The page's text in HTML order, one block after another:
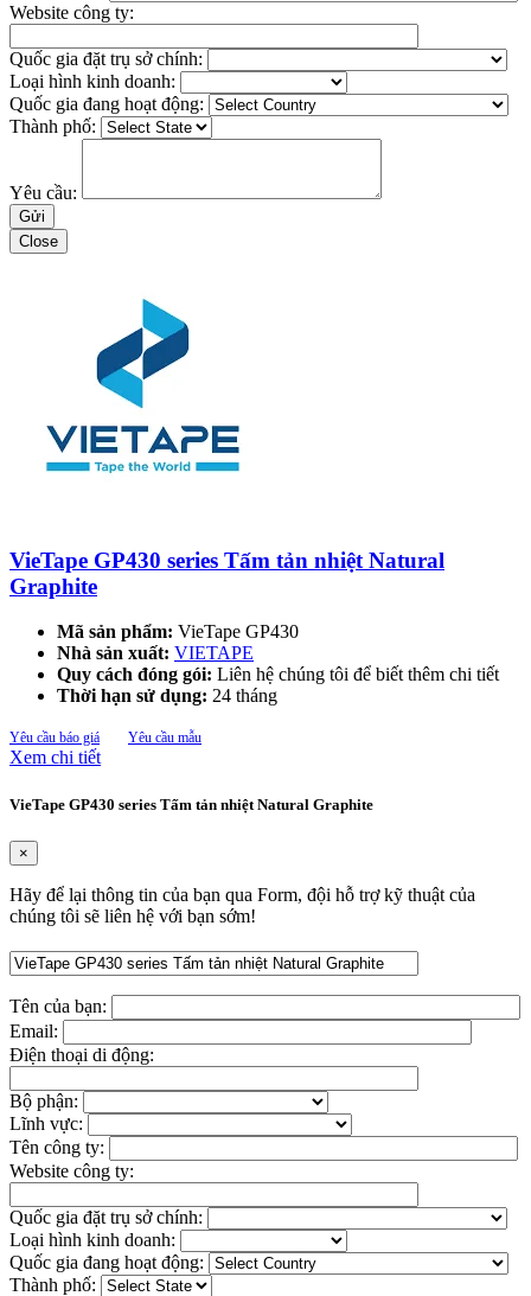
Website công ty:
Quốc gia đặt trụ sở chính:
Loại hình kinh doanh:
Quốc gia đang hoạt động:
Thành phố:
Yêu cầu:
Close
VieTape GP430 series Tấm tản nhiệt Natural
Graphite
Mã sản phẩm: VieTape GP430
Nhà sản xuất: VIETAPE
Quy cách đóng gói: Liên hệ chúng tôi để biết thêm chi tiết
Thời hạn sử dụng: 24 tháng
Yêu cầu báo giá Yêu cầu mẫu
Xem chi tiết
VieTape GP430 series Tấm tản nhiệt Natural Graphite
×
Hãy để lại thông tin của bạn qua Form, đội hỗ trợ kỹ thuật của
chúng tôi sẽ liên hệ với bạn sớm!
Tên của bạn:
Email:
Điện thoại di động:
Bộ phận:
Lĩnh vực:
Tên công ty:
Website công ty:
Quốc gia đặt trụ sở chính:
Loại hình kinh doanh:
Quốc gia đang hoạt động:
Thành phố: